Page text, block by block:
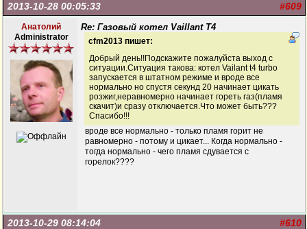
#609
2013-10-28 00:05:33
Анатолий
Administrator
Re: Газовый котел Vaillant T4
cfm2013 пишет:
Добрый день!!Подскажите пожалуйста выход с
ситуации.Ситуация такова: котел Vailant t4 turbo
запускается в штатном режиме и вроде все
нормально но спустя секунд 20 начинает цикать
розжиг,неравномерно начинает гореть газ(пламя
скачит)и сразу отключается.Что может быть???
Спасибо!!!
вроде все нормально - только пламя горит не
равномерно - потому и цикает... Когда нормально -
тогда нормально - чего пламя сдувается с
горелок????
#610
2013-10-29 08:14:04